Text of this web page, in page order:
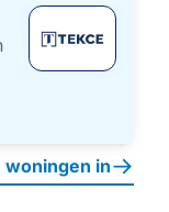
woningen in